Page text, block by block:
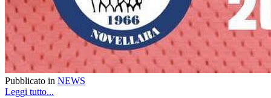
Pubblicato in NEWS
Leggi tutto...